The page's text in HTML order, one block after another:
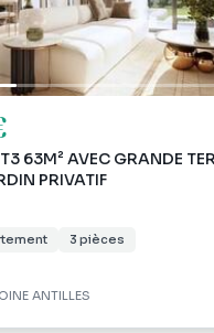
63M² AVEC GRANDE
PRIVATIF
3 pièces
ANTILLES